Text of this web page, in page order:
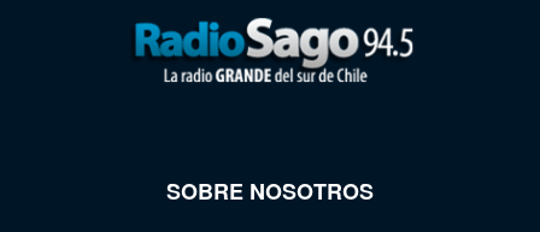
SOBRE NOSOTROS